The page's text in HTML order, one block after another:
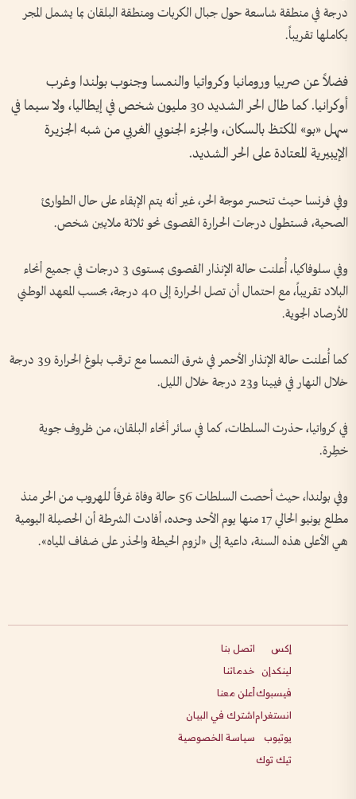
درجة في منطقة شاسعة حول جبال الكربات ومنطقة البلقان بما يشمل المجر
بكاملها تقريباً.
فضلاً عن صربيا ورومانيا وكرواتيا والنمسا وجنوب بولندا وغرب
أوكرانيا. كما طال الحر الشديد 30 مليون شخص في إيطاليا، ولا سيما في
سهل «بو» المكتظ بالسكان، والجزء الجنوبي الغربي من شبه الجزيرة
الإيبيرية المعتادة على الحر الشديد.
وفي فرنسا حيث تنحسر موجة الحر، غير أنه يتم الإبقاء على حال الطوارئ
الصحية، فستطول درجات الحرارة القصوى نحو ثلاثة ملايين شخص.
وفي سلوفاكيا، أُعلنت حالة الإنذار القصوى بمستوى 3 درجات في جميع أنحاء
البلاد تقريباً، مع احتمال أن تصل الحرارة إلى 40 درجة، بحسب المعهد الوطني
للأرصاد الجوية.
كما أُعلنت حالة الإنذار الأحمر في شرق النمسا مع ترقب بلوغ الحرارة 39 درجة
خلال النهار في فيينا و23 درجة خلال الليل.
في كرواتيا، حذرت السلطات، كما في سائر أنحاء البلقان، من ظروف جوية
خطِرة.
وفي بولندا، حيث أحصت السلطات 56 حالة وفاة غرقاً للهروب من الحر منذ
مطلع يونيو الحالي 17 منها يوم الأحد وحده، أفادت الشرطة أن الحصيلة اليومية
هي الأعلى هذه السنة، داعية إلى «لزوم الحيطة والحذر على ضفاف المياه».
إكس
لينكدإن
فيسبوك
انستغرام
يوتيوب
تيك توك
اتصل بنا
خدماتنا
أعلن معنا
اشترك في البيان
سياسة الخصوصية